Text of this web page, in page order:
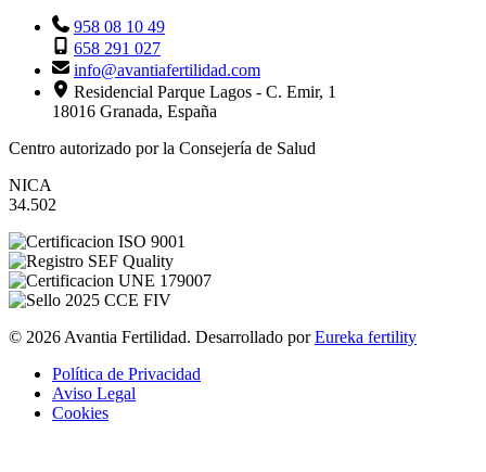
958 08 10 49
658 291 027
info@avantiafertilidad.com
Residencial Parque Lagos - C. Emir, 1
18016 Granada, España
Centro autorizado por la Consejería de Salud
NICA
34.502
© 2026 Avantia Fertilidad. Desarrollado porEureka fertility
Política de Privacidad
Aviso Legal
Cookies